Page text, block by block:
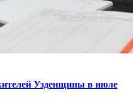
Узденщины в июле